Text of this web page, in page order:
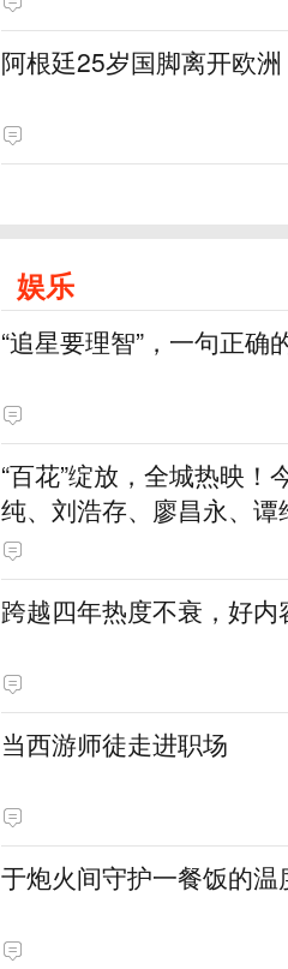
阿根廷25岁国脚离开欧
娱乐
“追星要理智”，一句正确
“百花”绽放，全城热映
纯、刘浩存、廖昌永、
跨越四年热度不衰，好
当西游师徒走进职场
于炮火间守护一餐饭的温